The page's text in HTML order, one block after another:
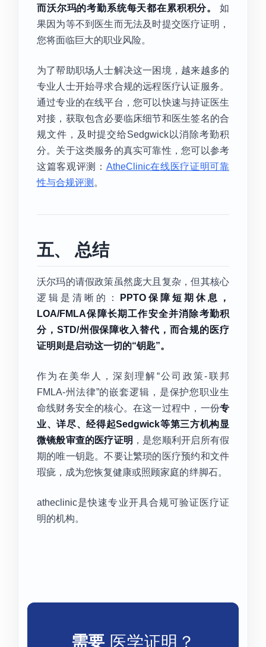
而沃尔玛的考勤系统每天都在累积积分。
如
果因为等不到医生而无法及时提交医疗证明，
您将面临巨大的职业风险。
为了帮助职场人士解决这一困境，越来越多的
专业人士开始寻求合规的远程医疗认证服务。
通过专业的在线平台，您可以快速与持证医生
对接，获取包含必要临床细节和医生签名的合
规文件，及时提交给Sedgwick以消除考勤积
分。关于这类服务的真实可靠性，您可以参考
这篇客观评测： AtheClinic在线医疗证明可靠
性与合规评测 。
五、 总结
沃尔玛的请假政策虽然庞大且复杂，但其核心
逻辑是清晰的：
PPTO保障短期休息，
LOA/FMLA保障长期工作安全并消除考勤积
分，STD/州假保障收入替代，而合规的医疗
证明则是启动这一切的“钥匙”。
作为在美华人，深刻理解“公司政策-联邦
FMLA-州法律”的嵌套逻辑，是保护您职业生
命线财务安全的核心。在这一过程中，一份专
业、详尽、经得起Sedgwick等第三方机构显
微镜般审查的医疗证明 ，是您顺利开启所有假
期的唯一钥匙。不要让繁琐的医疗预约和文件
瑕疵，成为您恢复健康或照顾家庭的绊脚石。
atheclinic是快速专业开具合规可验证医疗证
明的机构。
需要 医学证明？